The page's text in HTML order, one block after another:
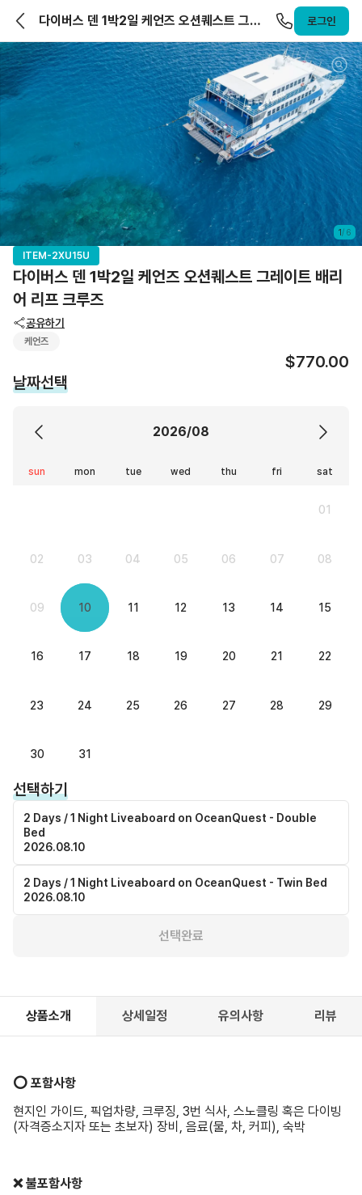
앨라호주 | ELLAHOJU
다이버스 덴 1박2일 케언즈 오션퀘스트 그레
로그인
1/ 6
ITEM-2XU15U
다이버스 덴 1박2일 케언즈 오션퀘스트 그레이트 배리
어 리프 크루즈
공유하기
케언즈
$770.00
날짜선택
2026/08
sun mon tue wed thu fri sat
01
02 03 04 05 06 07 08
09 10 11 12 13 14 15
16 17 18 19 20 21 22
23 24 25 26 27 28 29
30 31
선택하기
2 Days / 1 Night Liveaboard on OceanQuest - Double
Bed
2026.08.10
2 Days / 1 Night Liveaboard on OceanQuest - Twin Bed
2026.08.10
선택완료
상품소개 상세일정 유의사항 리뷰
⭕️ 포함사항
현지인 가이드, 픽업차량, 크루징, 3번 식사, 스노클링 혹은 다이빙
(자격증소지자 또는 초보자) 장비, 음료(물, 차, 커피), 숙박
❌ 불포함사항